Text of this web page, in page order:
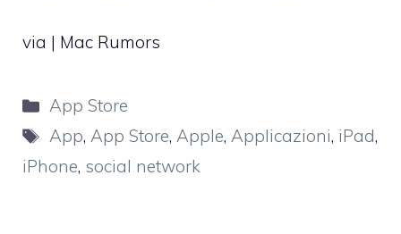
via | Mac Rumors
Categorie
App Store
Tag
App,App Store,Apple,Applicazioni, iPad,
iPhone, social network